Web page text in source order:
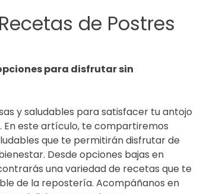
de Postres
para disfrutar sin
y saludables para satisfacer tu antojo
En este artículo, te compartiremos
que te permitirán disfrutar de
Desde opciones bajas en
una variedad de recetas que te
de la repostería. Acompáñanos en